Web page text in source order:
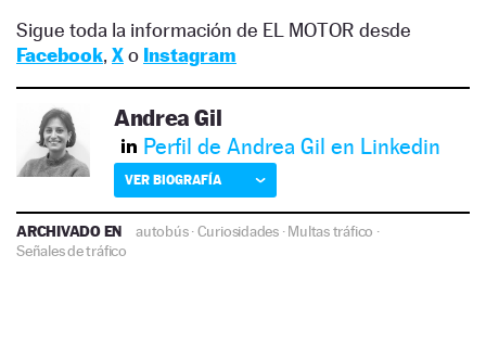
Sigue toda la información de EL MOTOR desde
Facebook, Xo Instagram
Andrea Gil
Perfil de Andrea Gil en Linkedin
VER BIOGRAFÍA
ARCHIVADO EN autobús·Curiosidades·Multas tráfico ·
Señales de tráfico